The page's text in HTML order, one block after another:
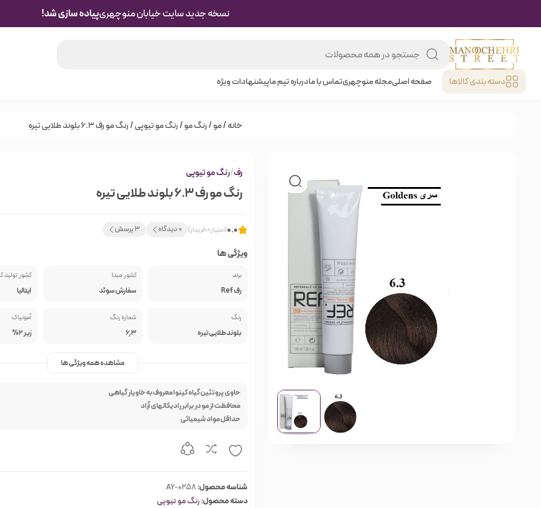
نسخه جدید سایت خیابان منوچهریپیاده سازی شد!
دسته بندی کالا‌ها صفحه اصلیمجله منوچهریتماس با مادرباره تیم ماپیشنهادات ویژه
خانه/مو/رنگ مو/رنگ مو تیوپی/ رنگ مو رف 6.3 بلوند طلایی تیره
رف/رنگ مو تیوپی
رنگ مو رف 6.3 بلوند طلایی تیره
0.0(امتیاز 0 خریدار) 0 دیدگاه 3 پرسش
ویژگی ها
برند
رف Ref
کشور مبدا
سفارش سوئد
کشور تولید
ایتالیا
رنگ
بلوند طلایی تیره
شماره رنگ
۶٫۳
آمونیاک
زیر 2%
مشاهده همه ویژگی ها
حاوی پروتئین گیاه کینوا معروف به خاویار گیاهی
محافظت از مو در برابر رادیکالهای آزاد
حداقل مواد شیمیائی
شناسه محصول:AY-0258
دسته محصول:رنگ مو تیوپی